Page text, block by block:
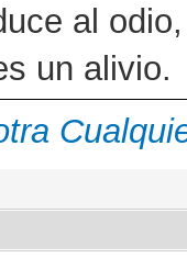
al
un alivio.